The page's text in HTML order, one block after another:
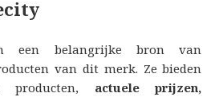
een belangrijke bron van
van dit merk. Ze bieden
producten, actuele prijzen,